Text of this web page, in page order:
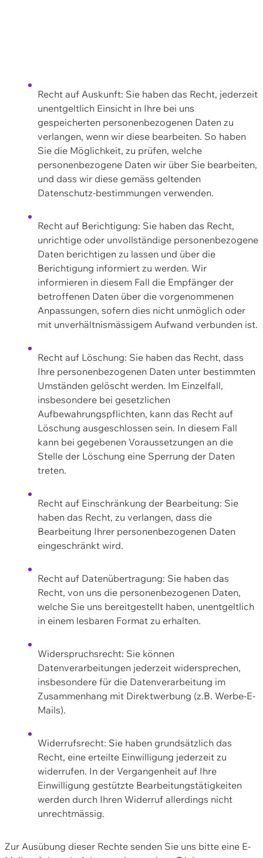
Recht auf Auskunft: Sie haben das Recht, jederzeit
unentgeltlich Einsicht in Ihre bei uns
gespeicherten personenbezogenen Daten zu
verlangen, wenn wir diese bearbeiten. So haben
Sie die Möglichkeit, zu prüfen, welche
personenbezogene Daten wir über Sie bearbeiten,
und dass wir diese gemäss geltenden
Datenschutz-bestimmungen verwenden.
Recht auf Berichtigung: Sie haben das Recht,
unrichtige oder unvollständige personenbezogene
Daten berichtigen zu lassen und über die
Berichtigung informiert zu werden. Wir
informieren in diesem Fall die Empfänger der
betroffenen Daten über die vorgenommenen
Anpassungen, sofern dies nicht unmöglich oder
mit unverhältnismässigem Aufwand verbunden ist.
Recht auf Löschung: Sie haben das Recht, dass
Ihre personenbezogenen Daten unter bestimmten
Umständen gelöscht werden. Im Einzelfall,
insbesondere bei gesetzlichen
Aufbewahrungspflichten, kann das Recht auf
Löschung ausgeschlossen sein. In diesem Fall
kann bei gegebenen Voraussetzungen an die
Stelle der Löschung eine Sperrung der Daten
treten.
Recht auf Einschränkung der Bearbeitung: Sie
haben das Recht, zu verlangen, dass die
Bearbeitung Ihrer personenbezogenen Daten
eingeschränkt wird.
Recht auf Datenübertragung: Sie haben das
Recht, von uns die personenbezogenen Daten,
welche Sie uns bereitgestellt haben, unentgeltlich
in einem lesbaren Format zu erhalten.
Widerspruchsrecht: Sie können
Datenverarbeitungen jederzeit widersprechen,
insbesondere für die Datenverarbeitung im
Zusammenhang mit Direktwerbung (z.B. Werbe-E-
Mails).
Widerrufsrecht: Sie haben grundsätzlich das
Recht, eine erteilte Einwilligung jederzeit zu
widerrufen. In der Vergangenheit auf Ihre
Einwilligung gestützte Bearbeitungstätigkeiten
werden durch Ihren Widerruf allerdings nicht
unrechtmässig.
Zur Ausübung dieser Rechte senden Sie uns bitte eine E-